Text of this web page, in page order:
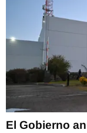
El Gobierno